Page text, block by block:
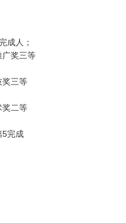
成人；
广奖三等
奖三等
奖二等
5完成